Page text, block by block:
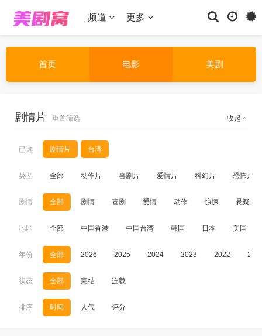
频道 更多
首页 电影 美剧
收起
剧情片 重置筛选
已选 剧情片 台湾
类型 全部 动作片 喜剧片 爱情片 科幻片 恐怖片
剧情 全部 剧情 喜剧 爱情 动作 惊悚 悬疑
地区 全部 中国香港 中国台湾 韩国 日本 美国
年份 全部 2026 2025 2024 2023 2022
状态 全部 完结 连载
排序 时间 人气 评分